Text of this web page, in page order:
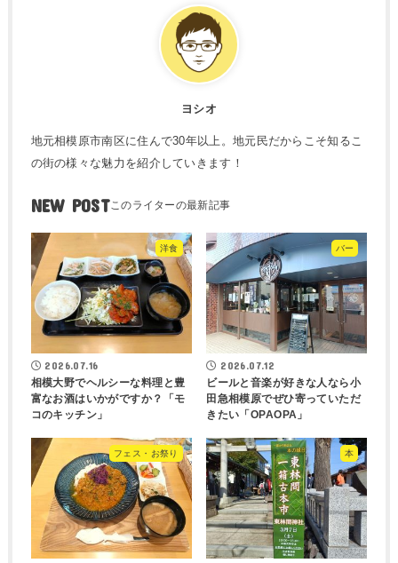
ヨシオ
地元相模原市南区に住んで30年以上。地元民だからこそ知るこ
の街の様々な魅力を紹介していきます！
NEW POST
洋食
2026.07.16
相模大野でヘルシーな料理と豊
富なお酒はいかがですか？「モ
コのキッチン」
バー
2026.07.12
ビールと音楽が好きな人なら小
田急相模原でぜひ寄っていただ
きたい「OPAOPA」
フェス・お祭り 本